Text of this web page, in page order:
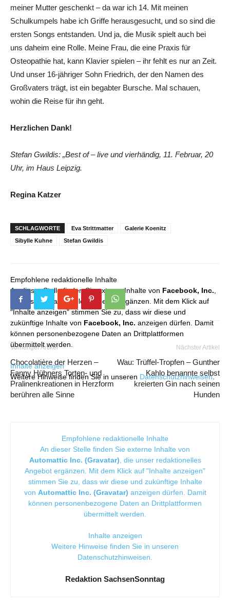
meiner Mutter geschenkt – da war ich 14. Mit meinen
Schulkumpels habe ich Griffe herausgesucht, und so sind die
ersten Songs entstanden. Und ja, die Musik spielt auch bei
uns daheim eine Rolle. Meine Frau, die eine Praxis für
Osteopathie hat, kann Klavier spielen – ihr fehlt es nur an Zeit.
Und unser 16-jähriger Sohn Friedrich, der den Namen des
Großvaters trägt, ist ein begabter Bursche. Mal schauen,
wohin die Reise für ihn geht.
Herzlichen Dank!
Stefan Gwildis: „Best of – live und vierhändig, 11. Februar, 20
Uhr, im Haus Leipzig.
Regina Katzer
SCHLAGWORTE Eva Strittmatter
Galerie Koenitz
Sibylle Kuhne
Stefan Gwildis
Empfohlene redaktionelle Inhalte
An dieser Stelle finden Sie externe Inhalte von Facebook, Inc.,
die unser redaktionelles Angebot ergänzen. Mit dem Klick auf
"Inhalte anzeigen" stimmen Sie zu, dass wir diese und
zukünftige Inhalte von Facebook, Inc. anzeigen dürfen. Damit
können personenbezogene Daten an Drittplattformen
übermittelt werden.
Inhalte anzeigen
Weitere Hinweise finden Sie in unseren Datenschutzhinweisen.
Vorheriger Artikel
Chocolatière der Herzen –
Fanny Hübners Torten- und
Pralinenkreationen in Herzform
berühren alle Sinne
Nächster Artikel
Wau: Trüffel-Tropfen – Gunther
Kahlo benannte selbst
kreierten Gin nach seinen
Hunden
Empfohlene redaktionelle Inhalte
An dieser Stelle finden Sie externe Inhalte von
Automattic Inc. (Gravatar), die unser redaktionelles
Angebot ergänzen. Mit dem Klick auf "Inhalte anzeigen"
stimmen Sie zu, dass wir diese und zukünftige Inhalte
von Automattic Inc. (Gravatar) anzeigen dürfen. Damit
können personenbezogene Daten an Drittplattformen
übermittelt werden.
Inhalte anzeigen
Weitere Hinweise finden Sie in unseren
Datenschutzhinweisen.
Redaktion SachsenSonntag